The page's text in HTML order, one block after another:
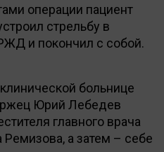
операции пациент
стрельбу в
и покончил с собой.
больнице
Юрий Лебедев
главного врача
Ремизова, а затем – себе